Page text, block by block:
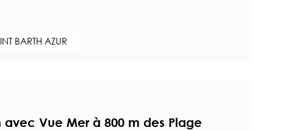
BARTH AZUR
avec Vue Mer à 800 m des Plage